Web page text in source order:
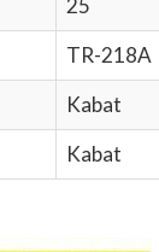
25
TR-218A
Kabat
Kabat